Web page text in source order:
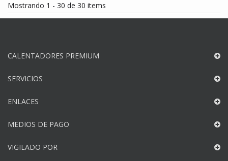
Mostrando 1 - 30 de 30 items
CALENTADORES PREMIUM
SERVICIOS
ENLACES
MEDIOS DE PAGO
VIGILADO POR